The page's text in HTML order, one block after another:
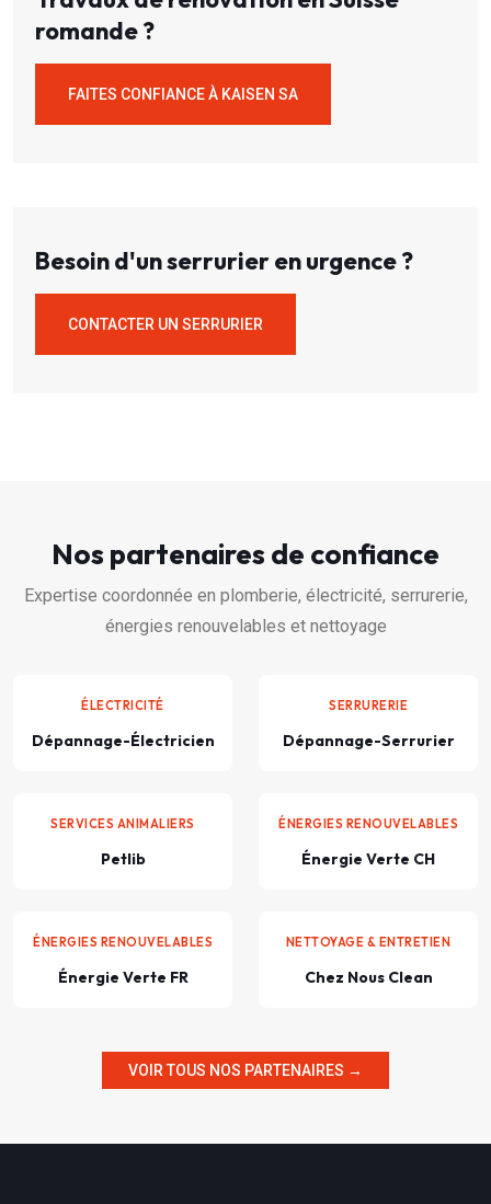
romande ?
FAITES CONFIANCE À KAISEN SA
Besoin d'un serrurier en urgence ?
CONTACTER UN SERRURIER
Nos partenaires de confiance
Expertise coordonnée en plomberie, électricité, serrurerie,
énergies renouvelables et nettoyage
ÉLECTRICITÉ
Dépannage-Électricien
SERRURERIE
Dépannage-Serrurier
SERVICES ANIMALIERS
Petlib
ÉNERGIES RENOUVELABLES
Énergie Verte CH
ÉNERGIES RENOUVELABLES
Énergie Verte FR
NETTOYAGE & ENTRETIEN
Chez Nous Clean
VOIR TOUS NOS PARTENAIRES →